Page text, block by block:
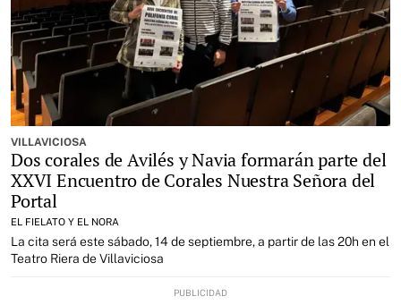
VILLAVICIOSA
Dos corales de Avilés y Navia formarán parte del
XXVI Encuentro de Corales Nuestra Señora del
Portal
EL FIELATO Y EL NORA
La cita será este sábado, 14 de septiembre, a partir de las 20h en el
Teatro Riera de Villaviciosa